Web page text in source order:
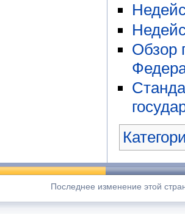
Обзор
Последнее изменение этой